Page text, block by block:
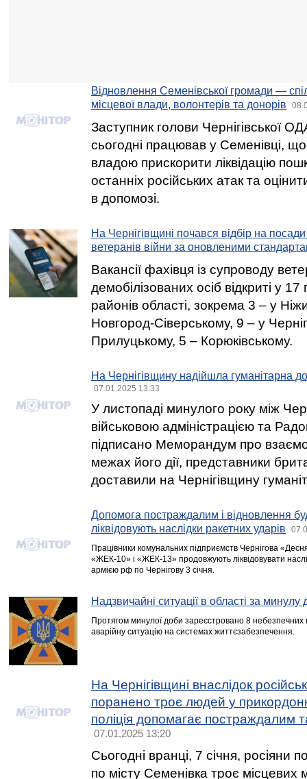
Відновлення Семенівської громади —
місцевої влади, волонтерів та донорів
Заступник голови Чернігівської
сьогодні працював у Семенівці,
владою прискорити ліквідацію
останніх російських атак та
в допомозі.
На Чернігівщині почався відбір на
ветеранів війни за оновленими
Вакансії фахівця із супроводу
демобілізованих осіб відкриті у 17
районів області, зокрема 3 – у
Новгород-Сіверському, 9 – у
Прилуцькому, 5 – Корюківському.
На Чернігівщину надійшла гуманітарна
07.01.2025 13:33
У листопаді минулого року між
військовою адміністрацією та
підписано Меморандум про
межах його дії, представники
доставили на Чернігівщину
Допомога постраждалим і відновлення
ліквідовують наслідки ракетних ударів
Працівники комунальних підприємств Чернігова
«ЖЕК-10» і «ЖЕК-13» продовжують ліквідовувати
армією рф по Чернігову 3 січня.
Надзвичайні ситуації в області за минулу
Протягом минулої доби зареєстровано 8
аварійну ситуацію на системах життєзабезпечення.
На Чернігівщині внаслідок
поранено троє людей у
поліція допомагає постраждалим
07.01.2025 13:20
Сьогодні вранці, 7 січня, росіяни
по місту Семенівка троє місцевих